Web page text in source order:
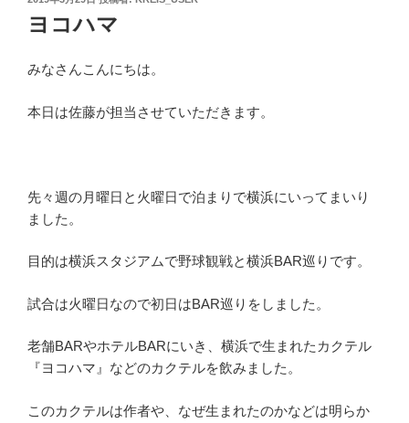
稿
日:
ヨコハマ
みなさんこんにちは。
本日は佐藤が担当させていただきます。
先々週の月曜日と火曜日で泊まりで横浜にいってまいり
ました。
目的は横浜スタジアムで野球観戦と横浜BAR巡りです。
試合は火曜日なので初日はBAR巡りをしました。
老舗BARやホテルBARにいき、横浜で生まれたカクテル
『ヨコハマ』などのカクテルを飲みました。
このカクテルは作者や、なぜ生まれたのかなどは明らか